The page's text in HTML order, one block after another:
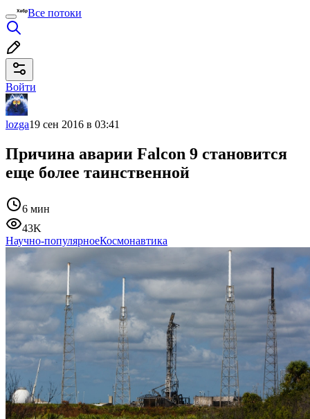
Все потоки
Войти
lozga19 сен 2016 в 03:41
Причина аварии Falcon 9 становится
еще более таинственной
6 мин
43K
Научно-популярноеКосмонавтика